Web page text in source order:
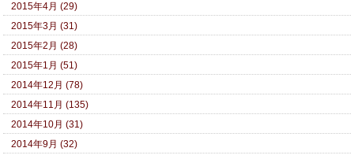
2015年4月 (29)
2015年3月 (31)
2015年2月 (28)
2015年1月 (51)
2014年12月 (78)
2014年11月 (135)
2014年10月 (31)
2014年9月 (32)